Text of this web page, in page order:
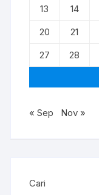
13
14
20
21
27
28
« Sep Nov »
Cari